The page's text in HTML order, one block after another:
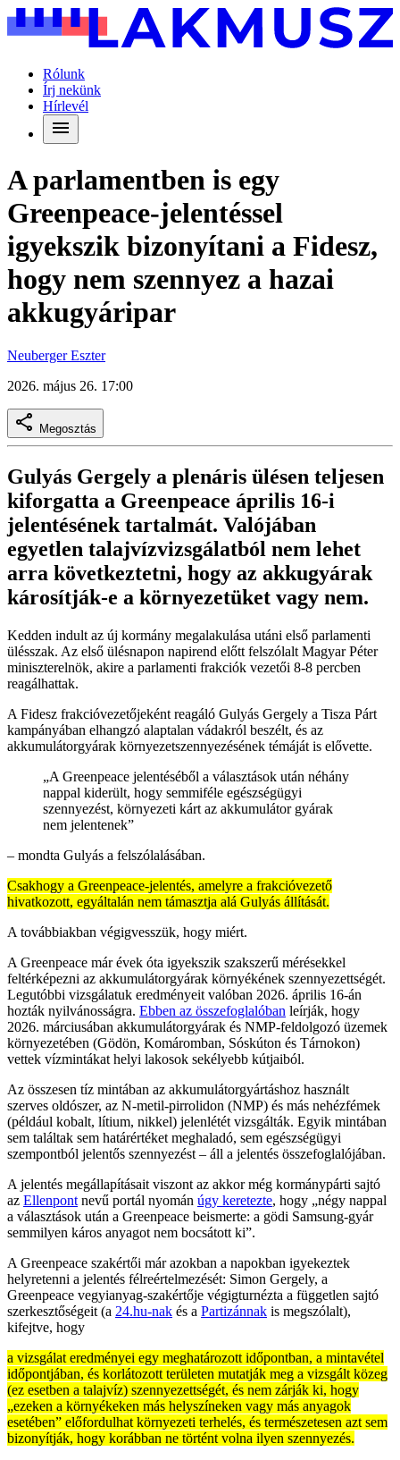
Rólunk
Írj nekünk
Hírlevél
A parlamentben is egy
Greenpeace-jelentéssel
igyekszik bizonyítani a Fidesz,
hogy nem szennyez a hazai
akkugyáripar
Neuberger Eszter
2026. május 26. 17:00
Megosztás
Gulyás Gergely a plenáris ülésen teljesen
kiforgatta a Greenpeace április 16-i
jelentésének tartalmát. Valójában
egyetlen talajvízvizsgálatból nem lehet
arra következtetni, hogy az akkugyárak
károsítják-e a környezetüket vagy nem.
Kedden indult az új kormány megalakulása utáni első parlamenti
ülésszak. Az első ülésnapon napirend előtt felszólalt Magyar Péter
miniszterelnök, akire a parlamenti frakciók vezetői 8-8 percben
reagálhattak.
A Fidesz frakcióvezetőjeként reagáló Gulyás Gergely a Tisza Párt
kampányában elhangzó alaptalan vádakról beszélt, és az
akkumulátorgyárak környezetszennyezésének témáját is elővette.
„A Greenpeace jelentéséből a választások után néhány
nappal kiderült, hogy semmiféle egészségügyi
szennyezést, környezeti kárt az akkumulátor gyárak
nem jelentenek”
– mondta Gulyás a felszólalásában.
Csakhogy a Greenpeace-jelentés, amelyre a frakcióvezető
hivatkozott, egyáltalán nem támasztja alá Gulyás állítását.
A továbbiakban végigvesszük, hogy miért.
A Greenpeace már évek óta igyekszik szakszerű mérésekkel
feltérképezni az akkumulátorgyárak környékének szennyezettségét.
Legutóbbi vizsgálatuk eredményeit valóban 2026. április 16-án
hozták nyilvánosságra. Ebben az összefoglalóban leírják, hogy
2026. márciusában akkumulátorgyárak és NMP-feldolgozó üzemek
környezetében (Gödön, Komáromban, Sóskúton és Tárnokon)
vettek vízmintákat helyi lakosok sekélyebb kútjaiból.
Az összesen tíz mintában az akkumulátorgyártáshoz használt
szerves oldószer, az N-metil-pirrolidon (NMP) és más nehézfémek
(például kobalt, lítium, nikkel) jelenlétét vizsgálták. Egyik mintában
sem találtak sem határértéket meghaladó, sem egészségügyi
szempontból jelentős szennyezést – áll a jelentés összefoglalójában.
A jelentés megállapításait viszont az akkor még kormánypárti sajtó
az Ellenpont nevű portál nyomán úgy keretezte, hogy „négy nappal
a választások után a Greenpeace beismerte: a gödi Samsung-gyár
semmilyen káros anyagot nem bocsátott ki”.
A Greenpeace szakértői már azokban a napokban igyekeztek
helyretenni a jelentés félreértelmezését: Simon Gergely, a
Greenpeace vegyianyag-szakértője végigturnézta a független sajtó
szerkesztőségeit (a 24.hu-nak és a Partizánnak is megszólalt),
kifejtve, hogy
a vizsgálat eredményei egy meghatározott időpontban, a mintavétel
időpontjában, és korlátozott területen mutatják meg a vizsgált közeg
(ez esetben a talajvíz) szennyezettségét, és nem zárják ki, hogy
„ezeken a környékeken más helyszíneken vagy más anyagok
esetében” előfordulhat környezeti terhelés, és természetesen azt sem
bizonyítják, hogy korábban ne történt volna ilyen szennyezés.